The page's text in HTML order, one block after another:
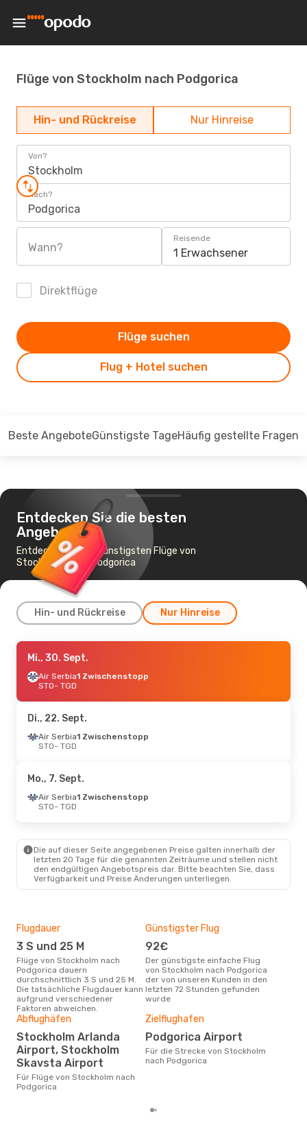
Flüge von Stockholm nach Podgorica
Hin- und Rückreise Nur Hinreise
Von?
Stockholm
Nach?
Podgorica
Wann?
Reisende
1 Erwachsener
Direktflüge
Flug + Hotel suchen
Flüge suchen
Beste AngeboteGünstigste TageHäufig gestellte Fragen
Entdecken Sie die besten
Angebote
Entdecken Sie die günstigsten Flüge von
Stockholm nach Podgorica
Hin- und Rückreise Nur Hinreise
Sa., 5. Sept.- Fr., 11. Sept.
Lot Polish Airlines
1 Zwischenstopp
Lot Polish Airlines
1 Zwischenstopp
TGD- STO
Lot Polish Airlines
1 Zwischenstopp
STO- TGD
Lot Polish Airlines
Mi., 30. Sept.- So., 4. Okt.
Air Serbia1 Zwischenstopp
STO- TGD
Air Serbia1 Zwischenstopp
Sa., 22. Aug. - Sa., 29. Aug.
Lot Polish Airlines
1 Zwischenstopp
STO- TGD
Lot Polish Airlines
1 Zwischenstopp
TGD - STO
Mi., 30. Sept.
Air Serbia1 Zwischenstopp
STO- TGD
Di., 22. Sept.
Air Serbia1 Zwischenstopp
STO- TGD
Mo., 7. Sept.
Air Serbia1 Zwischenstopp
STO- TGD
Die auf dieser Seite angegebenen Preise galten innerhalb der
letzten 20 Tage für die genannten Zeiträume und stellen nicht
den endgültigen Angebotspreis dar. Bitte beachten Sie, dass
Verfügbarkeit und Preise Änderungen unterliegen.
Flugdauer
3 S und 25 M
Flüge von Stockholm nach
Podgorica dauern
durchschnittlich 3 S und 25 M.
Die tatsächliche Flugdauer kann
aufgrund verschiedener
Faktoren abweichen.
Günstigster Flug
92€
Der günstigste einfache Flug
von Stockholm nach Podgorica
der von unseren Kunden in den
letzten 72 Stunden gefunden
wurde
Abflughäfen
Stockholm Arlanda
Airport, Stockholm
Skavsta Airport
Für Flüge von Stockholm nach
Podgorica
Zielflughafen
Podgorica Airport
Für die Strecke von Stockholm
nach Podgorica